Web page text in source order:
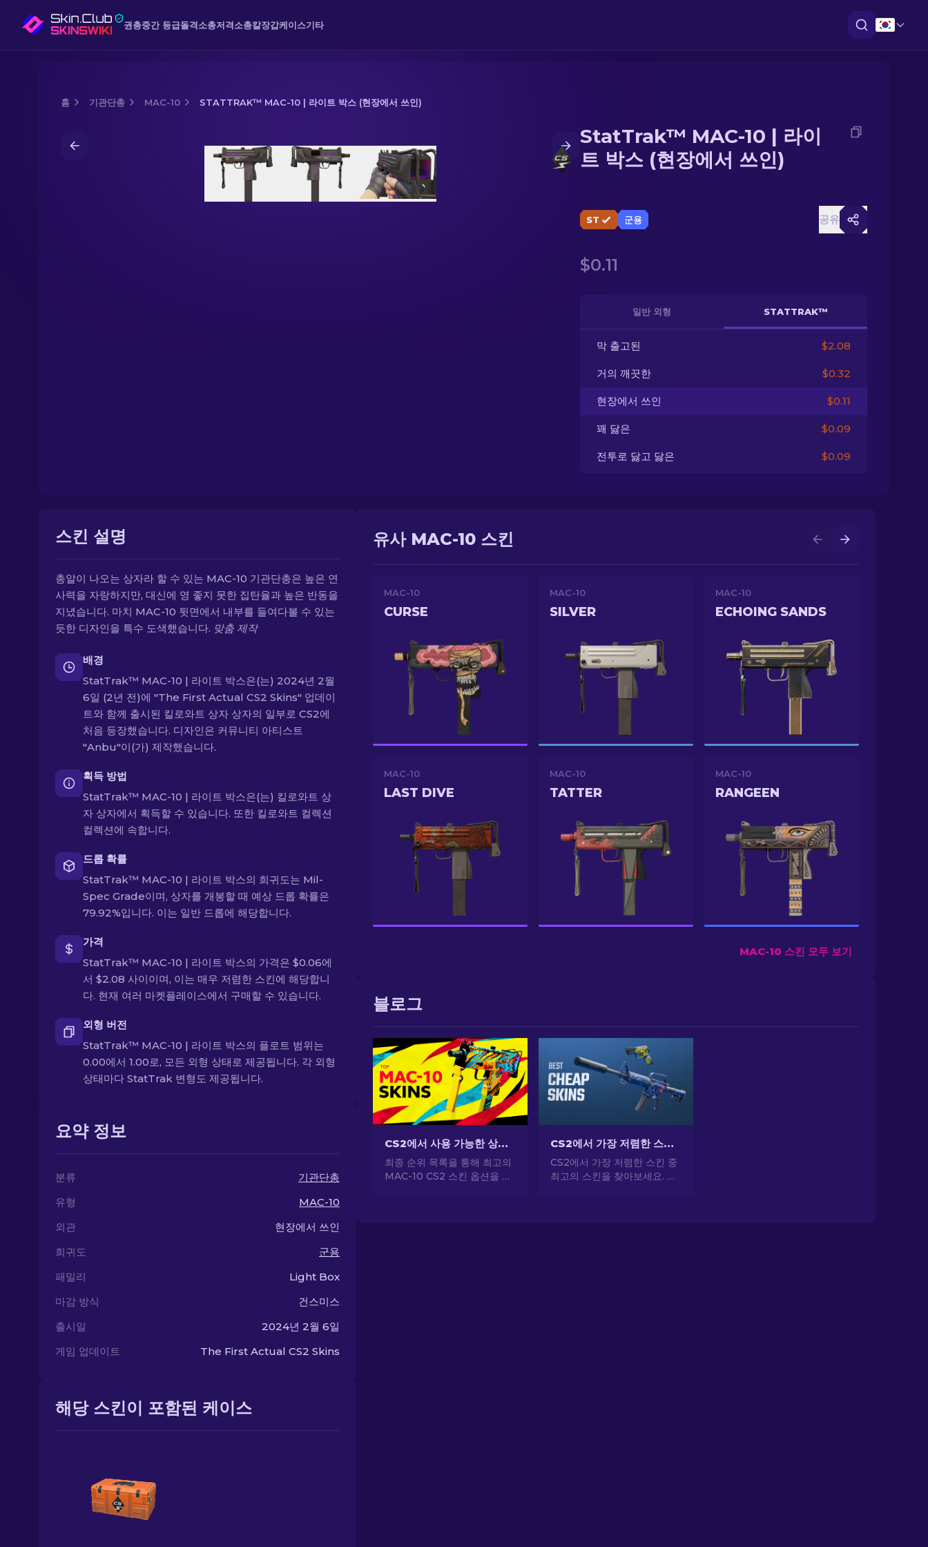
권총중간 등급돌격소총저격소총칼장갑케이스기타
홈 기관단총 MAC-10 STATTRAK™ MAC-10 | 라이트 박스 (현장에서 쓰인)
StatTrak™ MAC-10 | 라이트 박스 (현장에서 쓰인)
StatTrak™ MAC-10 | 라이
트 박스 (현장에서 쓰인)
ST 군용 공유
$0.11
일반 외형 STATTRAK™
막 출고된 $2.08
거의 깨끗한 $0.32
현장에서 쓰인 $0.11
꽤 닳은 $0.09
전투로 닳고 닳은 $0.09
스킨 설명
총알이 나오는 상자라 할 수 있는 MAC-10 기관단총은 높은 연
사력을 자랑하지만, 대신에 영 좋지 못한 집탄율과 높은 반동을
지녔습니다. 마치 MAC-10 뒷면에서 내부를 들여다볼 수 있는
듯한 디자인을 특수 도색했습니다. 맞춤 제작
배경
StatTrak™ MAC-10 | 라이트 박스은(는) 2024년 2월
6일 (2년 전)에 "The First Actual CS2 Skins" 업데이
트와 함께 출시된 킬로와트 상자 상자의 일부로 CS2에
처음 등장했습니다. 디자인은 커뮤니티 아티스트
"Anbu"이(가) 제작했습니다.
획득 방법
StatTrak™ MAC-10 | 라이트 박스은(는) 킬로와트 상
자 상자에서 획득할 수 있습니다. 또한 킬로와트 컬렉션
컬렉션에 속합니다.
드롭 확률
StatTrak™ MAC-10 | 라이트 박스의 희귀도는 Mil-
Spec Grade이며, 상자를 개봉할 때 예상 드롭 확률은
79.92%입니다. 이는 일반 드롭에 해당합니다.
가격
StatTrak™ MAC-10 | 라이트 박스의 가격은 $0.06에
서 $2.08 사이이며, 이는 매우 저렴한 스킨에 해당합니
다. 현재 여러 마켓플레이스에서 구매할 수 있습니다.
외형 버전
StatTrak™ MAC-10 | 라이트 박스의 플로트 범위는
0.00에서 1.00로, 모든 외형 상태로 제공됩니다. 각 외형
상태마다 StatTrak 변형도 제공됩니다.
요약 정보
분류
기관단총
유형
MAC-10
외관
현장에서 쓰인
희귀도
군용
패밀리
Light Box
마감 방식
건스미스
출시일
2024년 2월 6일
게임 업데이트
The First Actual CS2 Skins
해당 스킨이 포함된 케이스
유사 MAC-10 스킨
MAC-10
CURSE
MAC-10
SILVER
MAC-10
ECHOING SANDS
MAC-10
LAST DIVE
MAC-10
TATTER
MAC-10
RANGEEN
MAC-10 스킨 모두 보기
블로그
CS2에서 사용 가능한 상위 MAC-10 스킨: 순위 목록 [2026]
최종 순위 목록을 통해 최고의
MAC-10 CS2 스킨 옵션을 확
CS2에서 가장 저렴한 스킨 [2026]
CS2에서 가장 저렴한 스킨 중
최고의 스킨을 찾아보세요. 전